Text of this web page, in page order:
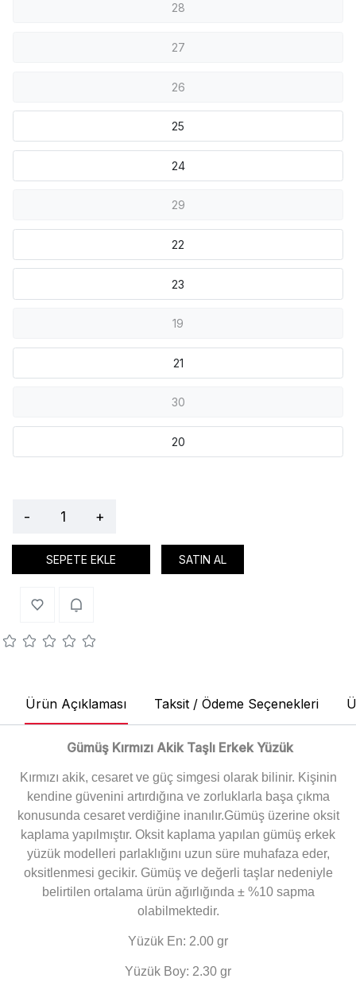
28
27
26
25
24
29
22
23
19
21
30
20
- +
SEPETE EKLE SATIN AL
Ürün Açıklaması Taksit / Ödeme Seçenekleri
Gümüş Kırmızı Akik Taşlı Erkek Yüzük
Kırmızı akik, cesaret ve güç simgesi olarak bilinir. Kişinin
kendine güvenini artırdığına ve zorluklarla başa çıkma
konusunda cesaret verdiğine inanılır.Gümüş üzerine oksit
kaplama yapılmıştır. Oksit kaplama yapılan gümüş erkek
yüzük modelleri parlaklığını uzun süre muhafaza eder,
oksitlenmesi gecikir. Gümüş ve değerli taşlar nedeniyle
belirtilen ortalama ürün ağırlığında ± %10 sapma
olabilmektedir.
Yüzük En: 2.00 gr
Yüzük Boy: 2.30 gr